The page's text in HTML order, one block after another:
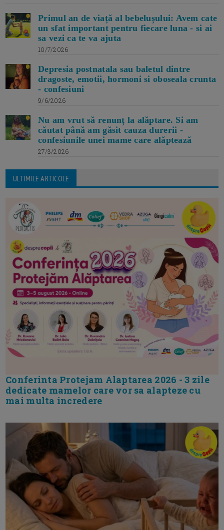
Primul an de viață al bebelușului: Avem cate
un sfat important pentru fiecare luna - si ai
sa vezi ca te va ajuta
10/7/2026
Depresia postnatala sau baletul dintre
dragoste, emotii, hormoni si oboseala crunta
- confesiuni
9/6/2026
Nu am vrut să renunț la alăptare. Si am
căutat până am găsit cauza durerii -
confesiunile unei mame care alăptează
27/3/2026
ULTIMILE ARTICOLE
Conferinta Protejam Alaptarea 2026 - 3 zile
dedicate mamelor care vor sa alapteze cu
mai multa incredere